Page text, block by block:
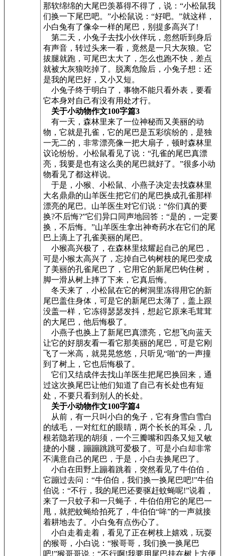
那软绵绵的大尾巴羡慕得不得了，说：“小松鼠我
们换一下尾巴吧。”小松鼠说：“好吧。”就这样，
小白兔有了像伞一样的尾巴，别提多高兴了!
第二天，小兔子去找小伙伴玩，忽然听到身后
有声音，转过头来一看，竟然是一只大灰狼。它
拔腿就跑，可尾巴太大了，怎么也跑不快，差点
就被大灰狼吃掉了。脱离危险后，小兔子想：还
是我的尾巴好，又小又短。
小兔子终于明白了，事物不能只看外表，要看
它本身对自己有没有用处才行。
关于小动物作文100字篇3
有一天，森林里来了一位神秘而又美丽的动
物，它就是孔雀，它的尾巴是五彩缤纷的，是独
一无二的，非常漂亮像一把大扇子，顿时森林里
议论纷纷。小松鼠看见了说：“孔雀的尾巴真漂
亮，我要是也有这么美的尾巴就好了。”很多小动
物看见了都这样说。
于是，小猴、小松鼠、小燕子决定去找森林里
大名鼎鼎的山羊医生把它们的尾巴换成孔雀那样
漂亮的尾巴。山羊医生对它们说：“你们真的要
换?不后悔?”它们异口同声地回答：“是的，一定要
换，不后悔。”山羊医生拿出神奇药水在它们的尾
巴上滴上了孔雀美丽的尾巴。
小猴高兴极了，在森林里炫耀起自己的尾巴，
可是小猴太高兴了，忘掉自己钩树枝的尾巴变成
了美丽的孔雀尾巴了，它用它的新尾巴钩住树，
脚一滑从树上摔了下来，它真后悔。
冬天来了，小松鼠在它的树洞里冻得用它的新
尾巴盖住身体，可是它的新尾巴太薄了，盖上跟
没盖一样，它冻得瑟瑟发抖，想起它原来毛茸茸
的大尾巴，他后悔极了。
小燕子也换上了新尾巴真漂亮，它想飞向蓝天
让它的好朋友看一看它那美丽的尾巴，可是它刚
飞了一米高，就晃晃悠悠，只听见“啪”的一声撞
到了树上，它也后悔极了。
它们又结成伴去找山羊医生把尾巴换回来，通
过这次换尾巴让他们知道了自己有长处也有短
处，不要只看到别人的长处。
关于小动物作文100字篇4
从前，有一只叫小白的兔子，它有身雪白雪白
的绒毛，一对红红的眼睛，两个长长的耳朵，几
根若隐若现的胡须，一个三瓣嘴和四条又短又敏
捷的小腿，蹦蹦跳跳可爱极了。可是小白却非常
不满意自己的尾巴，于是，小白去换尾巴了。
小白在田野上蹦着跳着，突然看见了牛伯伯，
它蹦过去问：“牛伯伯，我们换一换尾巴吧!”牛伯
伯说：“不行，我的尾巴还要驱赶蚊蝇呢!”说着，
来了一只蚊子和一只蝇子，牛伯伯用它的尾巴一
甩，就把蚊蝇给拍死了，牛伯伯“哞”的一声就接
着耕地去了。小白兔有点伤心了。
小白走着走着，看见了正在树枝上嬉戏，玩耍
的猴哥，小白说：“猴哥哥，我们换一换尾巴
吧!”猴哥哥说：“不行啊!我要用尾巴挂在树上方便